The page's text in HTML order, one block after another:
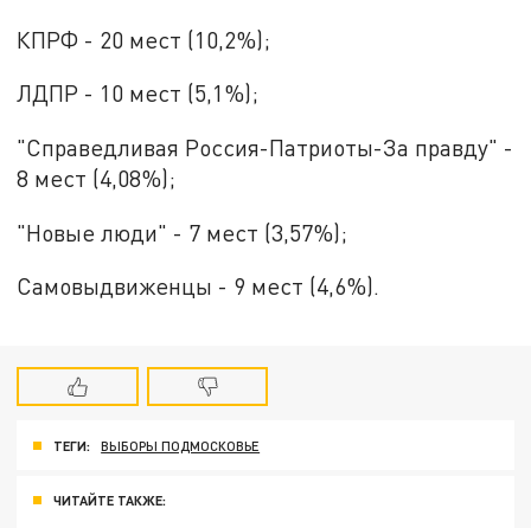
КПРФ - 20 мест (10,2%);
ЛДПР - 10 мест (5,1%);
"Справедливая Россия-Патриоты-За правду" -
8 мест (4,08%);
"Новые люди" - 7 мест (3,57%);
Самовыдвиженцы - 9 мест (4,6%).
ТЕГИ: ВЫБОРЫ ПОДМОСКОВЬЕ
ЧИТАЙТЕ ТАКЖЕ: